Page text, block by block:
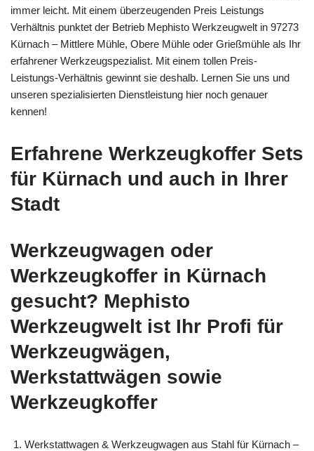
immer leicht. Mit einem überzeugenden Preis Leistungs
Verhältnis punktet der Betrieb Mephisto Werkzeugwelt in 97273
Kürnach – Mittlere Mühle, Obere Mühle oder Grießmühle als Ihr
erfahrener Werkzeugspezialist. Mit einem tollen Preis-
Leistungs-Verhältnis gewinnt sie deshalb. Lernen Sie uns und
unseren spezialisierten Dienstleistung hier noch genauer
kennen!
Erfahrene Werkzeugkoffer Sets
für Kürnach und auch in Ihrer
Stadt
Werkzeugwagen oder
Werkzeugkoffer in Kürnach
gesucht? Mephisto
Werkzeugwelt ist Ihr Profi für
Werkzeugwägen,
Werkstattwägen sowie
Werkzeugkoffer
Werkstattwagen & Werkzeugwagen aus Stahl für Kürnach –